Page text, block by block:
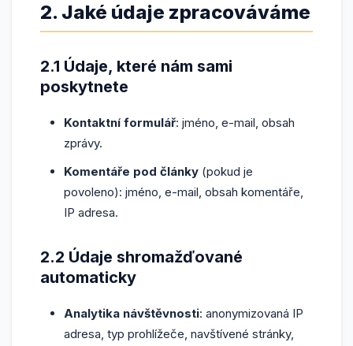
2. Jaké údaje zpracováváme
2.1 Údaje, které nám sami
poskytnete
Kontaktní formulář: jméno, e-mail, obsah
zprávy.
Komentáře pod články (pokud je
povoleno): jméno, e-mail, obsah komentáře,
IP adresa.
2.2 Údaje shromažďované
automaticky
Analytika návštěvnosti: anonymizovaná IP
adresa, typ prohlížeče, navštívené stránky,